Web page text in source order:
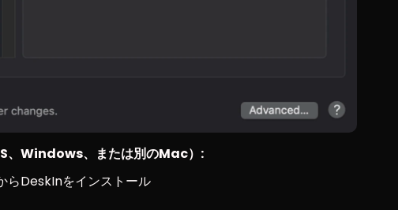
、Windows、または別のMac）:
DeskInをインストール